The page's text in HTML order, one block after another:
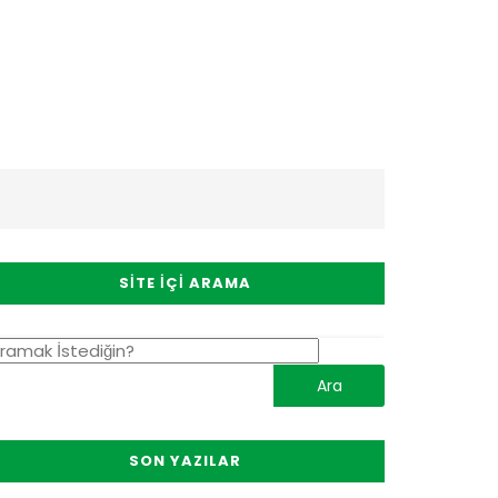
SITE İÇI ARAMA
SON YAZILAR